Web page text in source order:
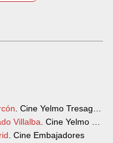
. Cine Yelmo Tresaguas
Villalba . Cine Yelmo
. Cine Embajadores